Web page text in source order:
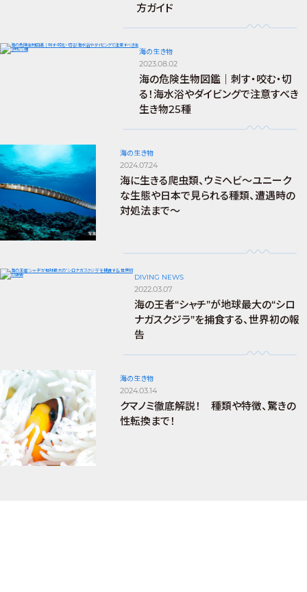
方ガイド
海の生き物
2023.08.02
海の危険生物図鑑｜刺す・咬む・切
る！海水浴やダイビングで注意すべき
生き物25種
海の生き物
2024.07.24
海に生きる爬虫類、ウミヘビ～ユニーク
な生態や日本で見られる種類、遭遇時の
対処法まで～
DIVING NEWS
2022.03.07
海の王者“シャチ”が地球最大の“シロ
ナガスクジラ”を捕食する、世界初の報
告
海の生き物
2024.03.14
クマノミ徹底解説！ 種類や特徴、驚きの
性転換まで！